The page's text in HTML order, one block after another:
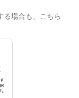
る場合も、こちら